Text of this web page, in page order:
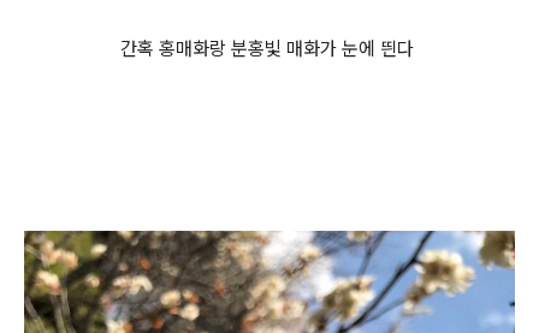
간혹 홍매화랑 분홍빛 매화가 눈에 띈다